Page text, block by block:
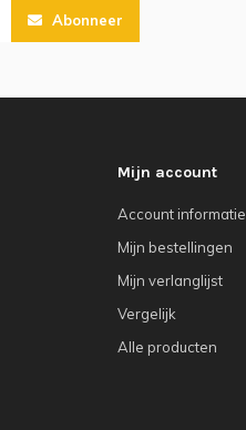
Abonneer
Mijn account
Account informatie
Mijn bestellingen
Mijn verlanglijst
Vergelijk
Alle producten